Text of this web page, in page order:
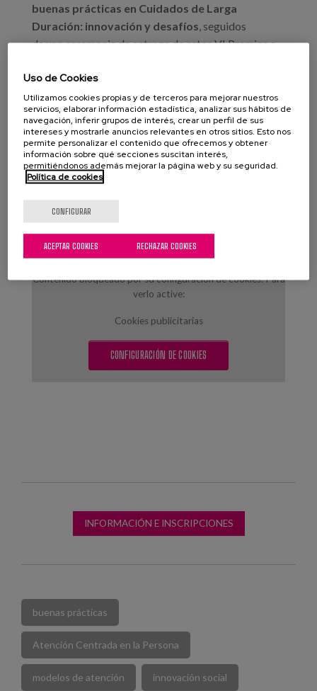
buenas prácticas en Cuidados de Larga
Duración: innovación y desafíos , seguidos
de una ceremonia de entrega de estos VI Premios a
Modelo AICP, con presencia, entre otras
personalidades, del director general de Matia,
Gerardo Amunarriz.
Nuestro compañero, Álvaro García Soler,
investigador en Matia Instituto será uno de los
ponentes de una mesa que lleva por
título: Respuestas innovadoras en los Cuidados de
Larga Duración.
Contenido bloqueado por su configuración de cookies. Para
verlo active:
Cookies publicitarias
CONFIGURACIÓN DE COOKIES
INFORMACIÓN E INSCRIPCIONES
buenas prácticas
Atención Centrada en la Persona
modelos de atención innovación social
Uso de Cookies
Utilizamos cookies propias y de terceros para mejorar nuestros
servicios, elaborar información estadística, analizar sus hábitos de
navegación, inferir grupos de interés, crear un perfil de sus
intereses y mostrarle anuncios relevantes en otros sitios. Esto nos
permite personalizar el contenido que ofrecemos y obtener
información sobre qué secciones suscitan interés,
permitiéndonos además mejorar la página web y su seguridad.
Política de cookies
CONFIGURAR
RECHAZAR COOKIES
ACEPTAR COOKIES